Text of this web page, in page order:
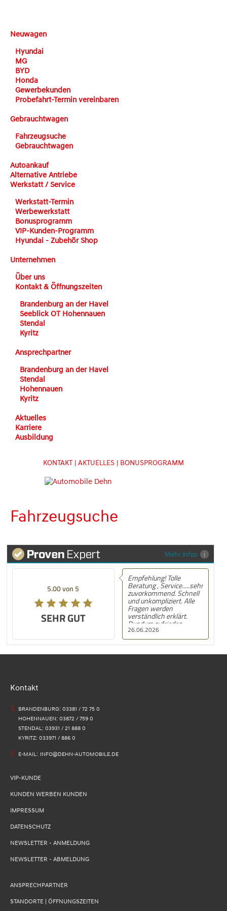
Neuwagen
Hyundai
MG
BYD
Honda
Gewerbekunden
Probefahrt-Termin vereinbaren
Gebrauchtwagen
Fahrzeugsuche
Gebrauchtwagen
Autoankauf
Alternative Antriebe
Werkstatt / Service
Werkstatt-Termin
Werbewerkstatt
Bonusprogramm
VIP-Kunden-Programm
Hyundai - Zubehör Shop
Unternehmen
Über uns
Kontakt & Öffnungszeiten
Brandenburg an der Havel
Seeblick OT Hohennauen
Stendal
Kyritz
Ansprechpartner
Brandenburg an der Havel
Stendal
Hohennauen
Kyritz
Aktuelles
Karriere
Ausbildung
KONTAKT | AKTUELLES | BONUSPROGRAMM
Fahrzeugsuche
Mehr Infos
5.00 von 5
SEHR GUT
26.06.2026
Empfehlung! Tolle
Beratung , Service.....sehr
zuvorkommend. Schnell
und unkompliziert. Alle
Fragen werden
verständlich erklärt.
Rundum zufrieden.
Kontakt
BRANDENBURG: 03381 / 72 75 0
HOHENNAUEN: 03872 / 759 0
STENDAL: 03931 / 21 888 0
KYRITZ: 033971 / 886 0
E-MAIL: INFO@DEHN-AUTOMOBILE.DE
VIP-KUNDE
KUNDEN WERBEN KUNDEN
IMPRESSUM
DATENSCHUTZ
NEWSLETTER - ANMELDUNG
NEWSLETTER - ABMELDUNG
ANSPRECHPARTNER
STANDORTE | ÖFFNUNGSZEITEN